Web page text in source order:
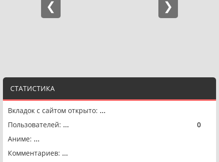
СТАТИСТИКА
Вкладок с сайтом открыто: ...
Пользователей: ... 0
Аниме: ...
Комментариев: ...